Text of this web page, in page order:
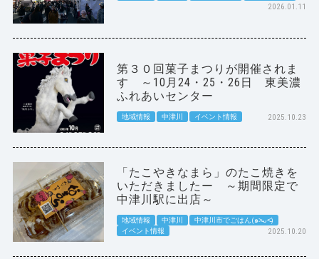
2026.01.11
第３０回菓子まつりが開催されま
す ～10月24・25・26日 東美濃
ふれあいセンター
地域情報 中津川 イベント情報 2025.10.23
「たこやきなまら」のたこ焼きを
いただきましたー ～期間限定で
中津川駅に出店～
地域情報 中津川
中津川市でごはん(๑˃̵ᴗ˂̵)
イベント情報
2025.10.20